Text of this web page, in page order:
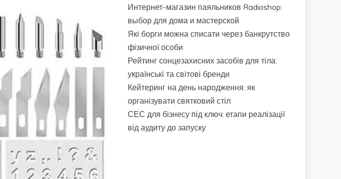
Интернет-магазин паяльников Radioshop:
выбор для дома и мастерской
Які борги можна списати через банкрутство
фізичної особи
Рейтинг сонцезахисних засобів для тіла:
українські та світові бренди
Кейтеринг на день народження: як
організувати святковий стіл
СЕС для бізнесу під ключ: етапи реалізації
від аудиту до запуску